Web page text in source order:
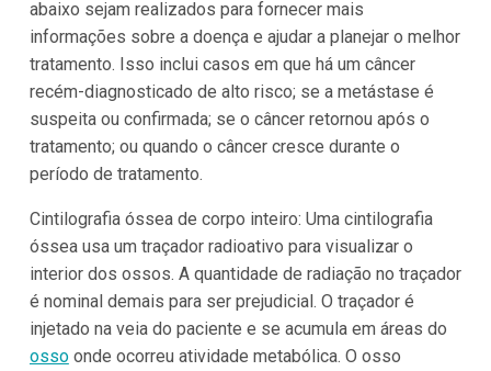
abaixo sejam realizados para fornecer mais
informações sobre a doença e ajudar a planejar o melhor
tratamento. Isso inclui casos em que há um câncer
recém-diagnosticado de alto risco; se a metástase é
suspeita ou confirmada; se o câncer retornou após o
tratamento; ou quando o câncer cresce durante o
período de tratamento.
Cintilografia óssea de corpo inteiro: Uma cintilografia
óssea usa um traçador radioativo para visualizar o
interior dos ossos. A quantidade de radiação no traçador
é nominal demais para ser prejudicial. O traçador é
injetado na veia do paciente e se acumula em áreas do
ossoonde ocorreu atividade metabólica. O osso